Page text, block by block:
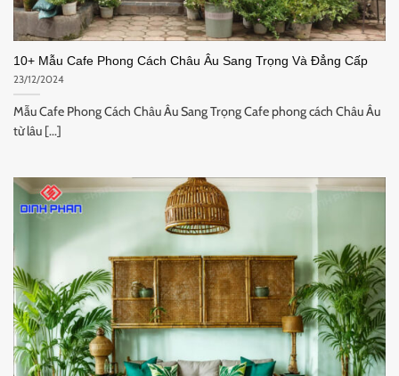
10+ Mẫu Cafe Phong Cách Châu Âu Sang Trọng Và Đẳng Cấp
23/12/2024
Mẫu Cafe Phong Cách Châu Âu Sang Trọng Cafe phong cách Châu Âu
từ lâu [...]